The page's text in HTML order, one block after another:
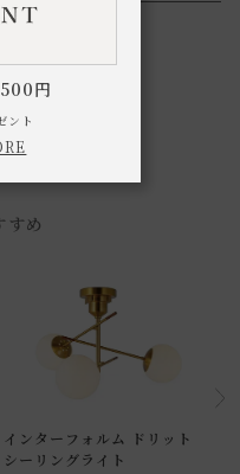
買い上げで
っては、掲載の画像と実
すめ
インターフォルム ドリット
シーリングライト
円
ント